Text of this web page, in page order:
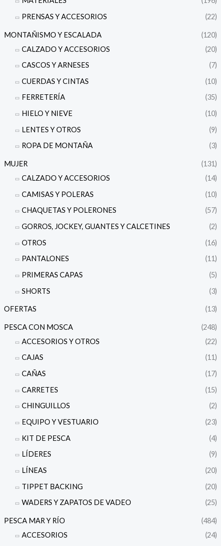
PRENSAS Y ACCESORIOS
(22)
MONTAÑISMO Y ESCALADA
(120)
CALZADO Y ACCESORIOS
(20)
CASCOS Y ARNESES
(7)
CUERDAS Y CINTAS
(10)
FERRETERÍA
(35)
HIELO Y NIEVE
(10)
LENTES Y OTROS
(9)
ROPA DE MONTAÑA
(3)
MUJER
(131)
CALZADO Y ACCESORIOS
(14)
CAMISAS Y POLERAS
(10)
CHAQUETAS Y POLERONES
(57)
GORROS, JOCKEY, GUANTES Y CALCETINES
(2)
OTROS
(16)
PANTALONES
(11)
PRIMERAS CAPAS
(5)
SHORTS
(3)
OFERTAS (13)
PESCA CON MOSCA
(248)
ACCESORIOS Y OTROS
(22)
CAJAS
(11)
CAÑAS
(17)
CARRETES
(15)
CHINGUILLOS
(2)
EQUIPO Y VESTUARIO
(23)
KIT DE PESCA
(4)
LÍDERES
(9)
LÍNEAS
(20)
TIPPET BACKING
(20)
WADERS Y ZAPATOS DE VADEO
(25)
PESCA MAR Y RÍO
(484)
ACCESORIOS
(24)